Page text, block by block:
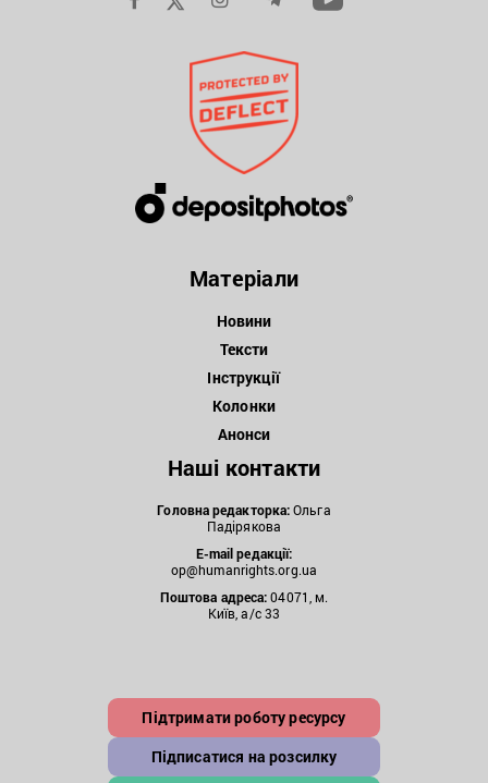
Матеріали
Новини
Тексти
Інструкції
Колонки
Анонси
Наші контакти
Головна редакторка:Ольга
Падірякова
E-mail редакції:
op@humanrights.org.ua
Поштова адреса:04071, м.
Київ, а/с 33
Підтримати роботу ресурсу
Підписатися на розсилку